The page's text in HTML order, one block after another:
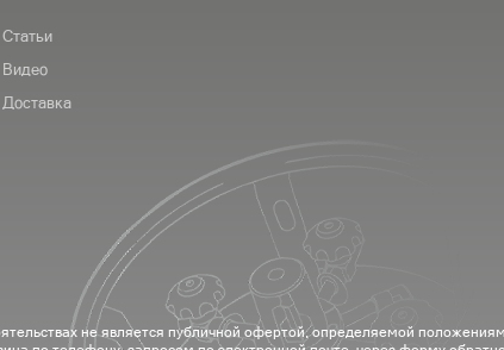
Статьи
Видео
Доставка
не является публичной офертой, определяемой